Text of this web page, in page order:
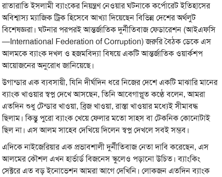
রাতারাতি ইসলামী ব্যাংকের নিয়ন্ত্রণ নেওয়ার ঘটনাকে কর্পোরেট ইতিহাসের
অবিশ্বাস্য ম্যাজিক ট্রিক হিসেবে আখ্যা দিয়েছেন বিভিন্ন দেশের অর্থলুট
বিশেষজ্ঞরা। ঘটনার পরপরই আন্তর্জাতিক দুর্নীতিবাজ ফেডারেশন (আইএফসি
—International Federation of Corruption) জরুরি বৈঠক ডেকে এস
আলমকে ব্যাংক দখল ও হজমবিদ্যা বিষয়ে একটি আন্তর্জাতিক ওয়ার্কশপ
আয়োজনের অনুরোধ জানিয়েছে।
উগান্ডার এক ব্যবসায়ী, যিনি দীর্ঘদিন ধরে নিজের দেশে একটি মাঝারি মানের
ব্যাংক খাওয়ার স্বপ্ন দেখে আসছেন, তিনি আবেগাপ্লুত কণ্ঠে বলেন, আমরা
এতদিন শুধু টেন্ডার খাওয়া, ব্রিজ খাওয়া, রাস্তা খাওয়ার মধ্যেই সীমাবদ্ধ
ছিলাম। কিন্তু পুরো ব্যাংক খেয়ে ফেলার মতো সাহস বা টেকনিক কোনোটাই
ছিল না। এস আলম সাহেব দেখিয়ে দিলেন স্বপ্ন দেখলে সবই সম্ভব।
এদিকে নাইজেরিয়ার এক প্রভাবশালী দুর্নীতিবাজ নেতা দাবি করেছেন, এস
আলমের কৌশল এখন হার্ভার্ড বিজনেস স্কুলেও পড়ানো উচিত। ব্যাংকিং
সেক্টরে এত বড় ইনোভেশন আমরা আগে দেখিনি। লোকজন এতদিন ব্যাংক